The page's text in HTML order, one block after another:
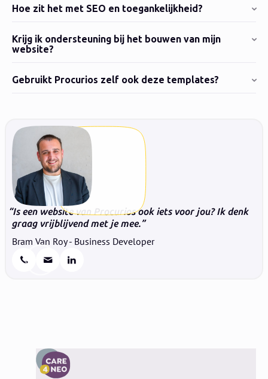
Hoe zit het met SEO en toegankelijkheid?
Krijg ik ondersteuning bij het bouwen van mijn
website?
Gebruikt Procurios zelf ook deze templates?
Is een website van Procurios ook iets voor jou? Ik denk
graag vrijblijvend met je mee.
Bram Van Roy - Business Developer